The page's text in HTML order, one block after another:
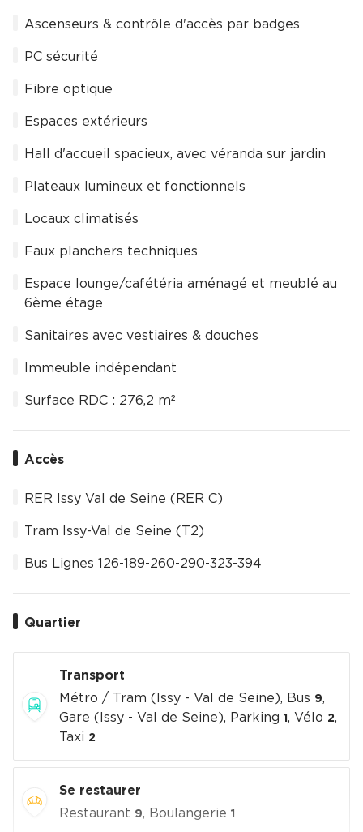
Ascenseurs & contrôle d'accès par badges
PC sécurité
Fibre optique
Espaces extérieurs
Hall d'accueil spacieux, avec véranda sur jardin
Plateaux lumineux et fonctionnels
Locaux climatisés
Faux planchers techniques
Espace lounge/cafétéria aménagé et meublé au
6ème étage
Sanitaires avec vestiaires & douches
Immeuble indépendant
Surface RDC : 276,2 m²
Accès
RER Issy Val de Seine (RER C)
Tram Issy-Val de Seine (T2)
Bus Lignes 126-189-260-290-323-394
Quartier
Transport
Métro / Tram (Issy - Val de Seine), Bus 9,
Gare (Issy - Val de Seine), Parking 1 , Vélo 2,
Taxi 2
Se restaurer
Restaurant 9, Boulangerie 1